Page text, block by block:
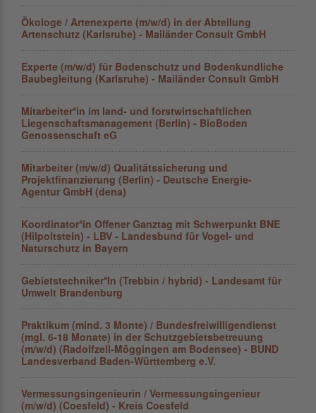
Ökologe / Artenexperte (m/w/d) in der Abteilung
Artenschutz (Karlsruhe) - Mailänder Consult GmbH
Experte (m/w/d) für Bodenschutz und Bodenkundliche
Baubegleitung (Karlsruhe) - Mailänder Consult GmbH
Mitarbeiter*in im land- und forstwirtschaftlichen
Liegenschaftsmanagement (Berlin) - BioBoden
Genossenschaft eG
Mitarbeiter (m/w/d) Qualitätssicherung und
Projektfinanzierung (Berlin) - Deutsche Energie-
Agentur GmbH (dena)
Koordinator*in Offener Ganztag mit Schwerpunkt BNE
(Hilpoltstein) - LBV - Landesbund für Vogel- und
Naturschutz in Bayern
Gebietstechniker*In (Trebbin / hybrid) - Landesamt für
Umwelt Brandenburg
Praktikum (mind. 3 Monte) / Bundesfreiwilligendienst
(mgl. 6-18 Monate) in der Schutzgebietsbetreuung
(m/w/d) (Radolfzell-Möggingen am Bodensee) - BUND
Landesverband Baden-Württemberg e.V.
Vermessungsingenieurin / Vermessungsingenieur
(m/w/d) (Coesfeld) - Kreis Coesfeld